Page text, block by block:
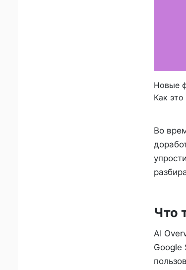
Новые
Как
Во
Что
AI
Google